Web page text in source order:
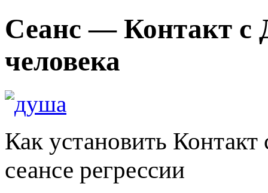
Сеанс — Контакт с
человека
Как установить
сеансе регрессии